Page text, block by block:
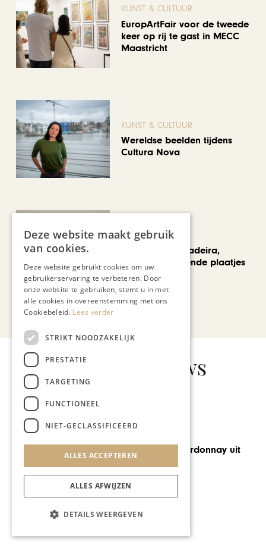
KUNST & CULTUUR
EuropArtFair voor de tweede
keer op rij te gast in MECC
Maastricht
KUNST & CULTUUR
Wereldse beelden tijdens
Cultura Nova
REIZEN
Een week op Madeira,
voorbij de bekende plaatjes
Bekijk alle artikelen
Gerelateerd nieuws
Salade van koolrabi,
Achelse blauwe en
Limburgse asperges door
Giovani Oosters van Vous Lé
Vous
Deze website maakt gebruik
van cookies.
Deze website gebruikt cookies om uw
gebruikerservaring te verbeteren. Door
onze website te gebruiken, stemt u in met
alle cookies in overeenstemming met ons
Cookiebeleid. Lees verder
STRIKT NOODZAKELIJK
PRESTATIE
TARGETING
FUNCTIONEEL
NIET-GECLASSIFICEERD
ALLES ACCEPTEREN
ALLES AFWIJZEN
DETAILS WEERGEVEN